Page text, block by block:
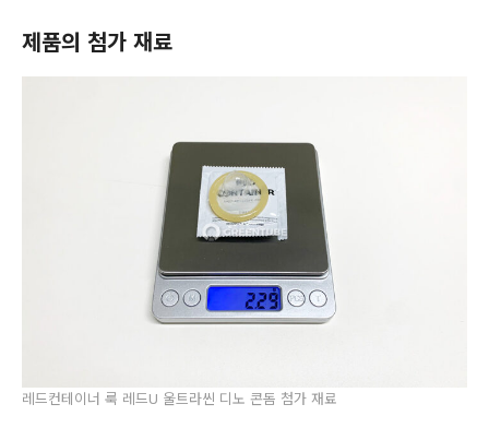
제품의 첨가 재료
레드컨테이너 룩 레드U 울트라씬 디노 콘돔 첨가 재료